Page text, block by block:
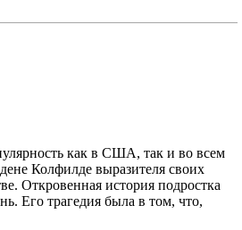
как в США, так и во всем
Колфилде выразителя своих
Откровенная история подростка
Его трагедия была в том, что,